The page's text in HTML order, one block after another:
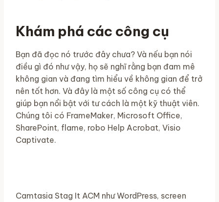
Khám phá các công cụ
Bạn đã đọc nó trước đây chưa? Và nếu bạn nói
điều gì đó như vậy, họ sẽ nghĩ rằng bạn đam mê
không gian và đang tìm hiểu về không gian để trở
nên tốt hơn. Và đây là một số công cụ có thể
giúp bạn nổi bật với tư cách là một kỹ thuật viên.
Chúng tôi có FrameMaker, Microsoft Office,
SharePoint, flame, robo Help Acrobat, Visio
Captivate.
Camtasia Stag It ACM như WordPress, screen